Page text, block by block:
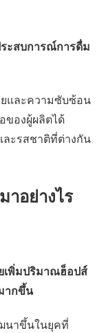
ะสบการณ์การดื่ม
และความซับซ้อน
ของผู้ผลิตได้
ละรสชาติที่ต่างกัน
าอย่างไร
เพิ่มปริมาณฮ็อปส์
ากขึ้น
นาขึ้นในยุคที่